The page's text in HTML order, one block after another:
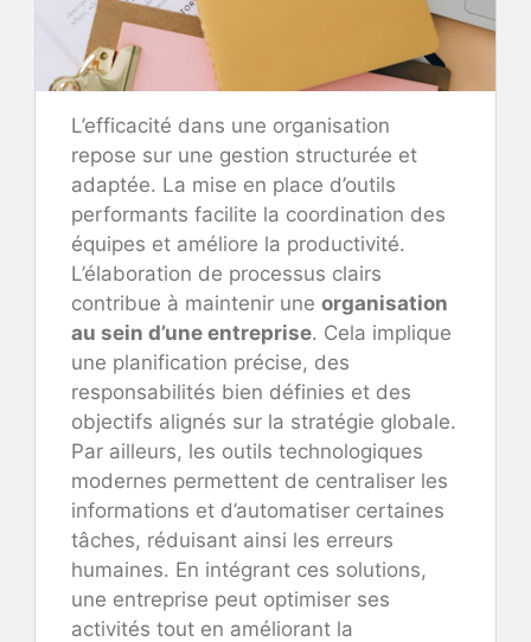
L’efficacité dans une organisation
repose sur une gestion structurée et
adaptée. La mise en place d’outils
performants facilite la coordination des
équipes et améliore la productivité.
L’élaboration de processus clairs
contribue à maintenir une organisation
au sein d’une entreprise. Cela implique
une planification précise, des
responsabilités bien définies et des
objectifs alignés sur la stratégie globale.
Par ailleurs, les outils technologiques
modernes permettent de centraliser les
informations et d’automatiser certaines
tâches, réduisant ainsi les erreurs
humaines. En intégrant ces solutions,
une entreprise peut optimiser ses
activités tout en améliorant la